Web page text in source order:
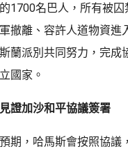
1700名巴人，所有被
撤離、容許人道物資
蘭派別共同努力，完
國家。
證加沙和平協議簽署
期，哈馬斯會按照協